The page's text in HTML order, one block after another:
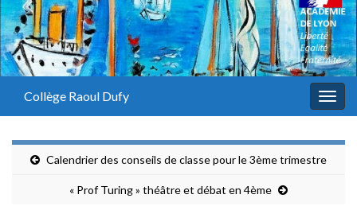
Collège Raoul Dufy
Calendrier des conseils de classe pour le 3ème trimestre
« Prof Turing » théâtre et débat en 4ème
Panneau de gestion des cookies